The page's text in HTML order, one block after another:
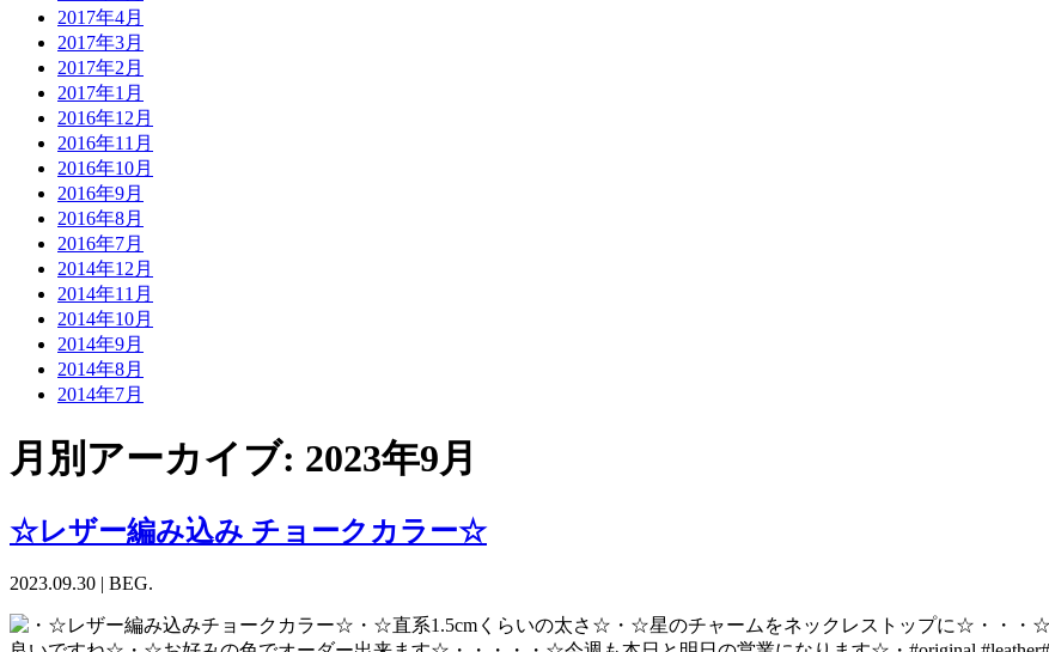
2017年4月
2017年3月
2017年2月
2017年1月
2016年12月
2016年11月
2016年10月
2016年9月
2016年8月
2016年7月
2014年12月
2014年11月
2014年10月
2014年9月
2014年8月
2014年7月
月別アーカイブ: 2023年9月
☆レザー編み込み チョークカラー☆
2023.09.30 | BEG.